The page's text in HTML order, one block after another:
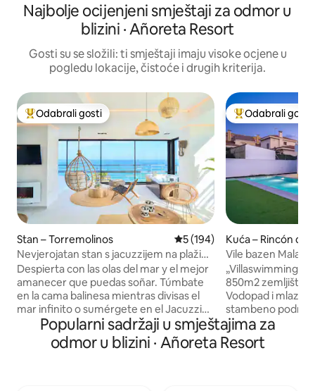
Najbolje ocijenjeni smještaji za odmor u
blizini · Añoreta Resort
Gosti su se složili: ti smještaji imaju visoke ocjene u
pogledu lokacije, čistoće i drugih kriterija.
Među najviše rangiranima s oznakom „Odabrali gosti”
Odabrali gosti
Stan – Torremolinos Prosječna ocjena: 5/5,
5 (194)
Nevjerojatan stan s jacuzzijem na plaži
Savanna
Despierta con las olas del mar y el mejor
amanecer que puedas soñar. Túmbate
en la cama balinesa mientras divisas el
mar infinito o sumérgete en el Jacuzzi
climatizado mientras te tomas una copa
de cava. El Savanna Beach está pensado
para pasar unas vacaciones relajantes en
Među najviše
Odabrali gosti
Kuća – Rincón de
Vile bazen Malaga
850m2 zemljište.
Vodopad i
stambeno područje.
restorani - 600 m • Supermarket: 200 m
4 spavaće sobe: 3
3 kupaonice s
Popularni sadržaji u smještajima za
odmor u blizini · Añoreta Resort